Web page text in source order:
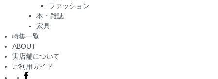
ファッション
本・雑誌
家具
特集一覧
ABOUT
実店舗について
ご利用ガイド